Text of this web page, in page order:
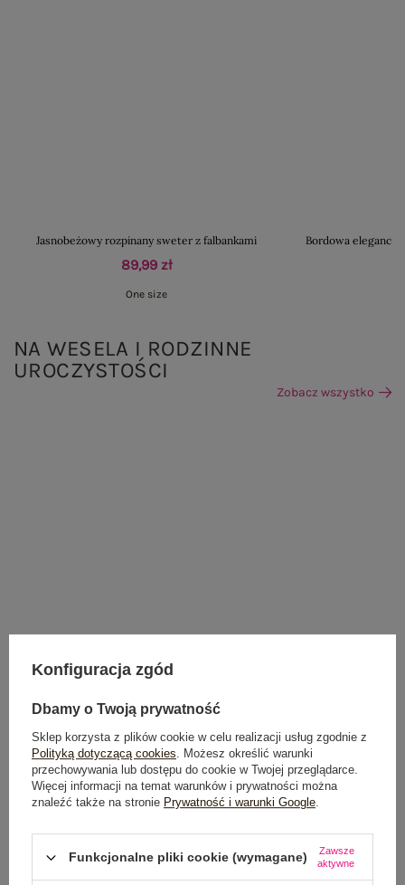
Jasnobeżowy rozpinany sweter z falbankami
89,99 zł
One size
Bordowa
NA WESELA I RODZINNE
UROCZYSTOŚCI
Zobacz wszystko
Jasnoniebieski bawełniany top basic RUE PARIS
L/XL
Pistacjowa mini
Konfiguracja zgód
Dbamy o Twoją prywatność
Sklep korzysta z plików cookie w celu realizacji usług zgodnie z
Polityką dotyczącą cookies. Możesz określić warunki
przechowywania lub dostępu do cookie w Twojej przeglądarce.
Więcej informacji na temat warunków i prywatności można
znaleźć także na stronie Prywatność i warunki Google.
Funkcjonalne pliki cookie (wymagane)
Zawsze
aktywne